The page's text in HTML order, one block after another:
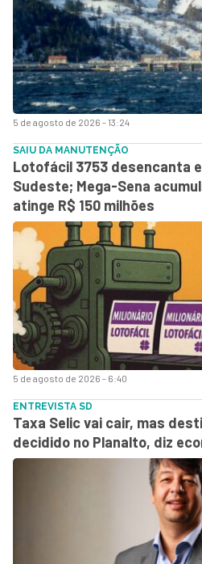
5 de agosto de 2026 - 13:24
5 de agosto de 2026 - 6:40
SAIU DA MANUTENÇÃO
Lotofácil 3753 desencanta
Sudeste; Mega-Sena
atinge R$ 150 milhões
ENTREVISTA SD
Taxa Selic vai cair, mas
decidido no Planalto, diz